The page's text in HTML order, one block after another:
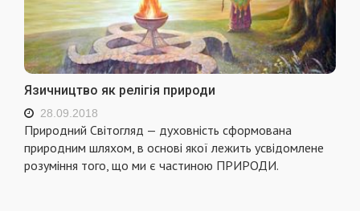
Язичництво як релігія природи
28.09.2018
Природний Світогляд — духовність сформована
природним шляхом, в основі якої лежить усвідомлене
розуміння того, що ми є частиною ПРИРОДИ.